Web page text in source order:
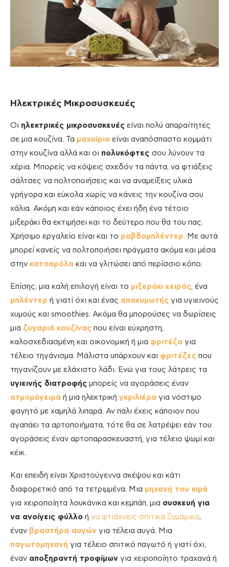
Ηλεκτρικές Μικροσυσκευές
Οι ηλεκτρικές μικροσυσκευές είναι πολύ απαραίτητες
σε μια κουζίνα. Τα μαχαίρια είναι αναπόσπαστο κομμάτι
στην κουζίνα αλλά και οι πολυκόφτες σου λύνουν τα
χέρια. Μπορείς να κόψεις σχεδόν τα πάντα, να φτιάξεις
σάλτσες να πολτοποιήσεις και να αναμείξεις υλικά
γρήγορα και εύκολα χωρίς να κάνεις την κουζίνα σου
χάλια. Ακόμη και εάν κάποιος έχει ήδη ένα τέτοιο
μιξεράκι θα εκτιμήσει και το δεύτερο που θα του πας.
Χρήσιμο εργαλείο είναι και το ραβδομπλέντερ. Με αυτά
μπορεί κανείς να πολτοποιήσει πράγματα ακόμα και μέσα
στην κατσαρόλα και να γλιτώσει από περίσσιο κόπο.
Επίσης, μια καλή επιλογή είναι το μιξεράκι χειρός, ένα
μπλέντερ ή γιατί όχι και ένας αποχυμωτής για υγιεινούς
χυμούς και smoothies. Ακόμα θα μπορούσες να δωρίσεις
μια ζυγαριά κουζίνας που είναι εύχρηστη,
καλοσχεδιασμένη και οικονομική ή μια φριτέζα για
τέλειο τηγάνισμα. Μάλιστα υπάρχουν και φριτέζες που
τηγανίζουν με ελάχιστο λάδι. Ενώ για τους λάτρεις τα
υγιεινής διατροφής μπορείς να αγοράσεις έναν
ατμομάγειρα ή μια ηλεκτρική γκριλιέρα για νόστιμο
φαγητό με χαμηλά λιπαρά. Αν πάλι έχεις κάποιον που
αγαπάει τα αρτοποιήματα, τότε θα σε λατρέψει εάν του
αγοράσεις έναν αρτοπαρασκευαστή, για τέλειο ψωμί και
κέικ.
Και επειδή είναι Χριστούγεννα σκέψου και κάτι
διαφορετικό από τα τετριμμένα. Μια μηχανή του κιμά
για χειροποίητα λουκάνικα και κεμπάπ, μια συσκευή για
να ανοίγεις φύλλο ή να φτιάχνεις σπιτικά ζυμαρικά,
έναν βραστήρα αυγών για τέλεια αυγά. Μια
παγωτομηχανή για τέλειο σπιτικό παγωτό ή γιατί όχι,
έναν αποξηραντή τροφίμων για χειροποίητο τραχανά ή